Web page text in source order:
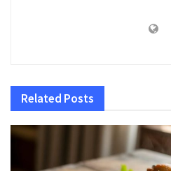
Related Posts